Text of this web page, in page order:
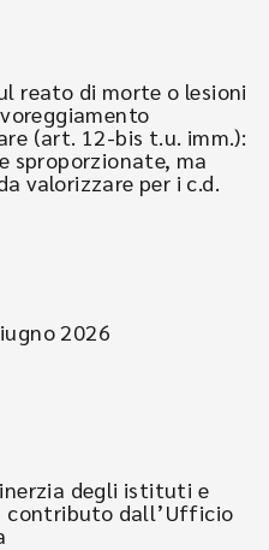
reato di morte o lesioni
(art. 12-bis t.u. imm.):
sproporzionate, ma
valorizzare per i c.d.
2026
degli istituti e
contributo dall’Ufficio